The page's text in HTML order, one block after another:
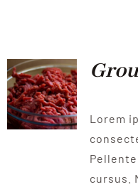
NOTICIES
CONTACTE
Lorem
cursus.